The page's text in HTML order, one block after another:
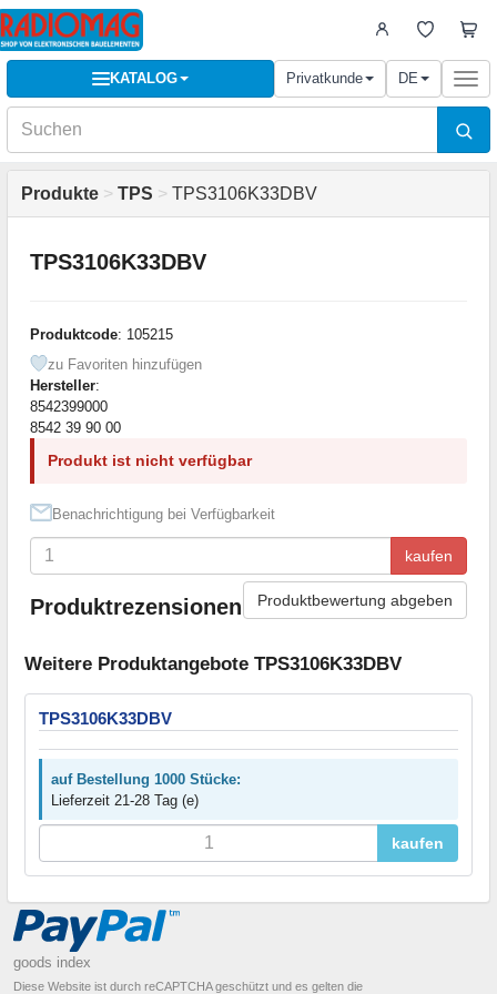
KATALOG Privatkunde DE
Produkte > TPS > TPS3106K33DBV
TPS3106K33DBV
Produktcode: 105215
zu Favoriten hinzufügen
Hersteller:
8542399000
8542 39 90 00
Produkt ist nicht verfügbar
Benachrichtigung bei Verfügbarkeit
kaufen
Produktrezensionen Produktbewertung abgeben
Weitere Produktangebote TPS3106K33DBV
TPS3106K33DBV
auf Bestellung 1000 Stücke:
Lieferzeit 21-28 Tag (e)
kaufen
goods index
Diese Website ist durch reCAPTCHA geschützt und es gelten die